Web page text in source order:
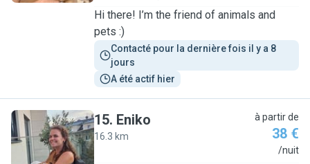
Hi there! I’m the friend of animals and
pets :)
Contacté pour la dernière fois il y a 8
jours
A été actif hier
E
15. Eniko
16.3 km
à partir de
38 €
/nuit